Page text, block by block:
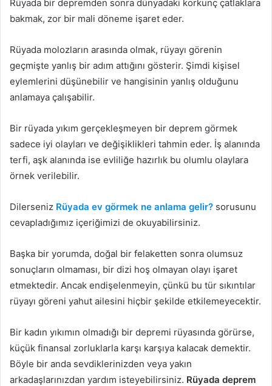
Rüyada bir depremden sonra dünyadaki korkunç çatlaklara
bakmak, zor bir mali döneme işaret eder.
Rüyada molozların arasında olmak, rüyayı görenin
geçmişte yanlış bir adım attığını gösterir. Şimdi kişisel
eylemlerini düşünebilir ve hangisinin yanlış olduğunu
anlamaya çalışabilir.
Bir rüyada yıkım gerçekleşmeyen bir deprem görmek
sadece iyi olayları ve değişiklikleri tahmin eder. İş alanında
terfi, aşk alanında ise evliliğe hazırlık bu olumlu olaylara
örnek verilebilir.
Dilerseniz Rüyada ev görmek ne anlama gelir? sorusunu
cevapladığımız içeriğimizi de okuyabilirsiniz.
Başka bir yorumda, doğal bir felaketten sonra olumsuz
sonuçların olmaması, bir dizi hoş olmayan olayı işaret
etmektedir. Ancak endişelenmeyin, çünkü bu tür sıkıntılar
rüyayı göreni yahut ailesini hiçbir şekilde etkilemeyecektir.
Bir kadın yıkımın olmadığı bir depremi rüyasında görürse,
küçük finansal zorluklarla karşı karşıya kalacak demektir.
Böyle bir anda sevdiklerinizden veya yakın
arkadaşlarınızdan yardım isteyebilirsiniz. Rüyada deprem